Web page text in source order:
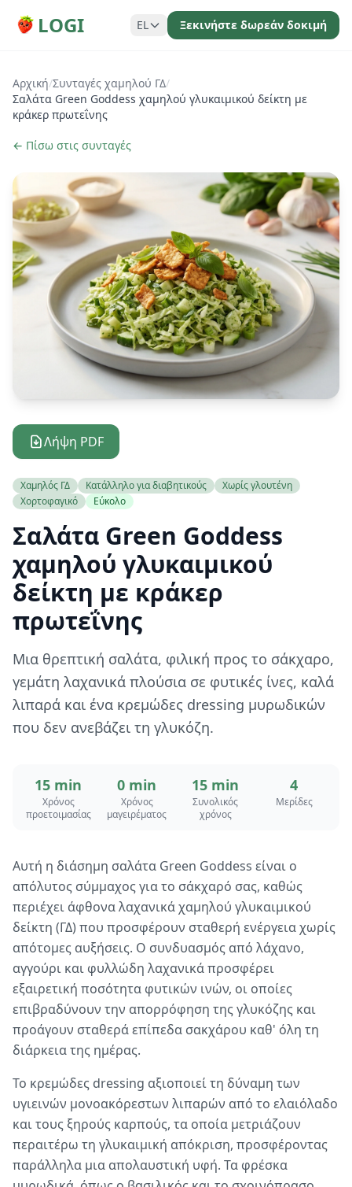
LOGI EL Ξεκινήστε δωρεάν δοκιμή
Αρχική/Συνταγές χαμηλού ΓΔ/
Σαλάτα Green Goddess χαμηλού γλυκαιμικού δείκτη με
κράκερ πρωτεΐνης
← Πίσω στις συνταγές
Λήψη PDF
Χαμηλός ΓΔ Κατάλληλο για διαβητικούς
Χωρίς γλουτένη
Χορτοφαγικό
Εύκολο
Σαλάτα Green Goddess
χαμηλού γλυκαιμικού
δείκτη με κράκερ
πρωτεΐνης
Μια θρεπτική σαλάτα, φιλική προς το σάκχαρο,
γεμάτη λαχανικά πλούσια σε φυτικές ίνες, καλά
λιπαρά και ένα κρεμώδες dressing μυρωδικών
που δεν ανεβάζει τη γλυκόζη.
15 min
Χρόνος
προετοιμασίας
0 min
Χρόνος
μαγειρέματος
15 min
Συνολικός
χρόνος
4
Μερίδες
Αυτή η διάσημη σαλάτα Green Goddess είναι ο
απόλυτος σύμμαχος για το σάκχαρό σας, καθώς
περιέχει άφθονα λαχανικά χαμηλού γλυκαιμικού
δείκτη (ΓΔ) που προσφέρουν σταθερή ενέργεια χωρίς
απότομες αυξήσεις. Ο συνδυασμός από λάχανο,
αγγούρι και φυλλώδη λαχανικά προσφέρει
εξαιρετική ποσότητα φυτικών ινών, οι οποίες
επιβραδύνουν την απορρόφηση της γλυκόζης και
προάγουν σταθερά επίπεδα σακχάρου καθ' όλη τη
διάρκεια της ημέρας.
Το κρεμώδες dressing αξιοποιεί τη δύναμη των
υγιεινών μονοακόρεστων λιπαρών από το ελαιόλαδο
και τους ξηρούς καρπούς, τα οποία μετριάζουν
περαιτέρω τη γλυκαιμική απόκριση, προσφέροντας
παράλληλα μια απολαυστική υφή. Τα φρέσκα